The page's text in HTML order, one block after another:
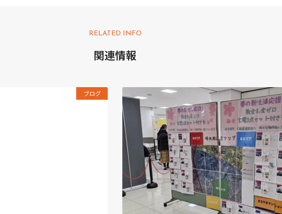
RELATED INFO
関連情報
ブログ